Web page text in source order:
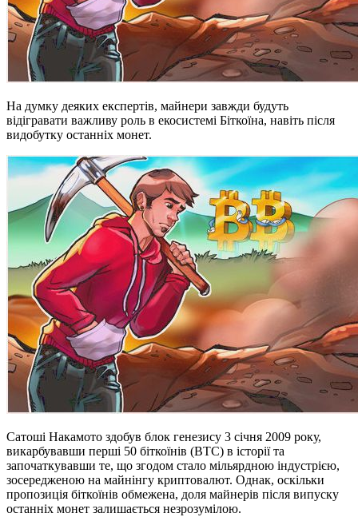
На думку деяких експертів, майнери завжди будуть
відігравати важливу роль в екосистемі Біткоїна, навіть після
видобутку останніх монет.
Сатоші Накамото здобув блок генезису 3 січня 2009 року,
викарбувавши перші 50 біткоїнів (BTC) в історії та
започаткувавши те, що згодом стало мільярдною індустрією,
зосередженою на майнінгу криптовалют. Однак, оскільки
пропозиція біткоїнів обмежена, доля майнерів після випуску
останніх монет залишається незрозумілою.